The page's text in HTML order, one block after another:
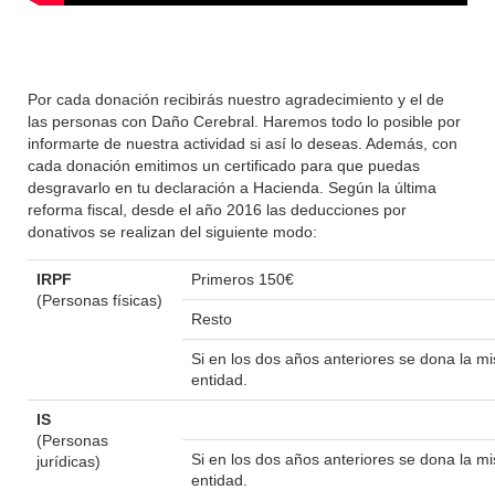
Por cada donación recibirás nuestro agradecimiento y el de
las personas con Daño Cerebral. Haremos todo lo posible por
informarte de nuestra actividad si así lo deseas. Además, con
cada donación emitimos un certificado para que puedas
desgravarlo en tu declaración a Hacienda. Según la última
reforma fiscal, desde el año 2016 las deducciones por
donativos se realizan del siguiente modo:
IRPF
(Personas físicas)
Primeros 150€
Resto
Si en los dos años anteriores se dona la
entidad.
IS
(Personas
jurídicas)
Si en los dos años anteriores se dona la
entidad.